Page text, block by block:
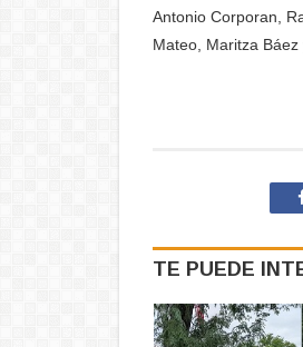
Antonio Corporan,
Mateo, Maritza
TE PUEDE